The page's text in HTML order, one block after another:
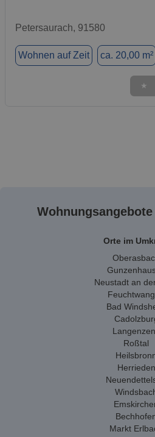
Petersaurach, 91580
Wohnen auf Zeit ca. 20,00 m²
★
Orte im
Neustadt an
Bad
Roßtal
Herrieden
Markt